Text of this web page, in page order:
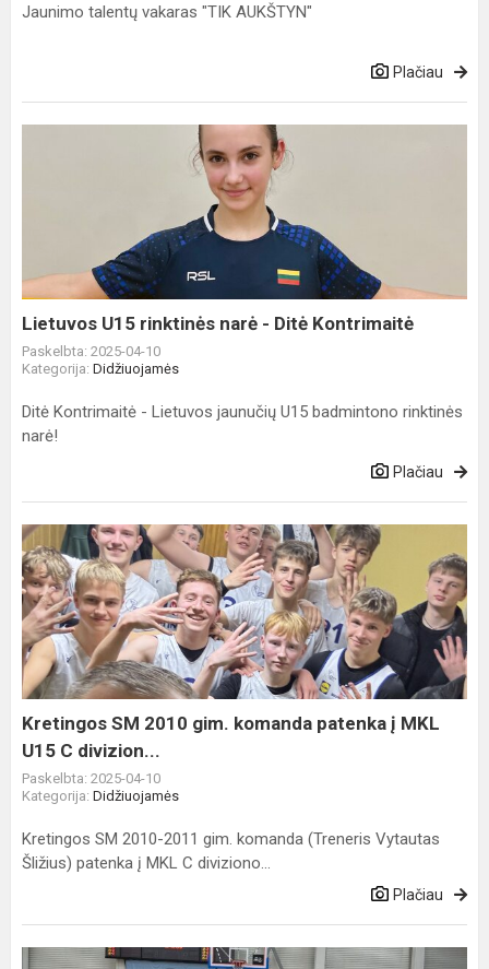
Jaunimo talentų vakaras "TIK AUKŠTYN"
Plačiau
Kontrimaitė
Lietuvos U15 rinktinės narė - Ditė Kontrimaitė
Paskelbta: 2025-04-10
Kategorija: Didžiuojamės
Ditė Kontrimaitė - Lietuvos jaunučių U15 badmintono rinktinės
narė!
Plačiau
Kretingos
SM
2010
gim.
komanda
patenka
į
MKL
U15
C
divizion...
Kretingos SM 2010 gim. komanda patenka į MKL
U15 C divizion...
Paskelbta: 2025-04-10
Kategorija: Didžiuojamės
Kretingos SM 2010-2011 gim. komanda (Treneris Vytautas
Šližius) patenka į MKL C diviziono...
Plačiau
Įvyko